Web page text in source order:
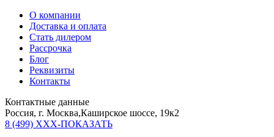
О компании
Доставка и оплата
Стать дилером
Рассрочка
Блог
Реквизиты
Контакты
Контактные данные
Россия, г. Москва,Каширское шоссе, 19к2
8 (499) XXX-ПОКАЗАТЬ